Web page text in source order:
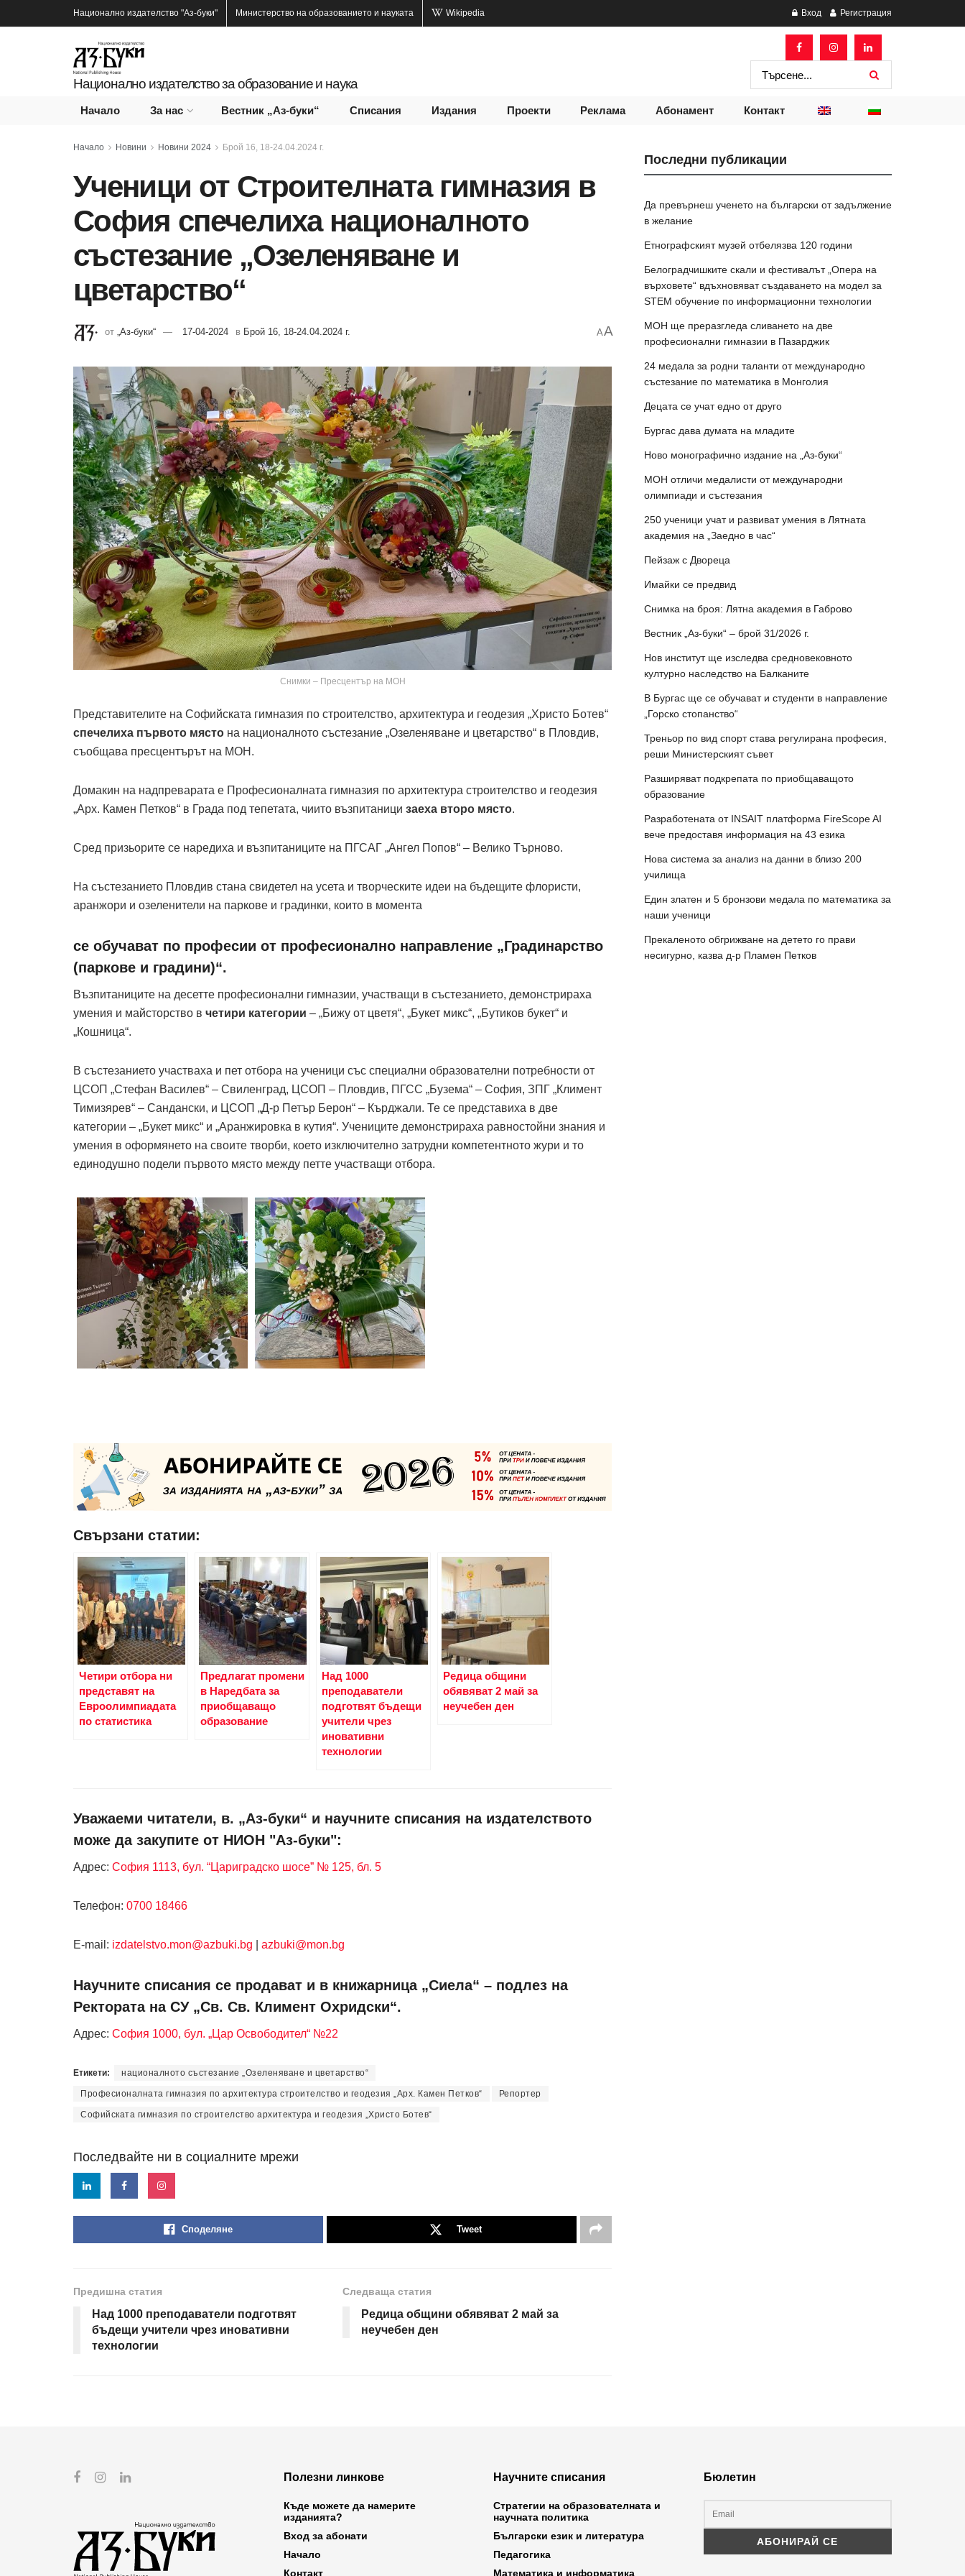
Национално издателство "Аз-буки" Министерство на образованието и науката Wikipedia Вход Регистрация
Национално издателство за образование и наука
Начало За нас Вестник „Аз-буки“ Списания Издания Проекти Реклама Абонамент Контакт
Начало Новини Новини 2024 Брой 16, 18-24.04.2024 г.
Ученици от Строителната гимназия в
София спечелиха националното
състезание „Озеленяване и
цветарство“
от „Аз-буки“ 17-04-2024 в Брой 16, 18-24.04.2024 г. AA
Снимки – Пресцентър на МОН
Представителите на Софийската гимназия по строителство, архитектура и геодезия „Христо Ботев“
спечелиха първото място на националното състезание „Озеленяване и цветарство“ в Пловдив,
съобщава пресцентърът на МОН.
Домакин на надпреварата е Професионалната гимназия по архитектура строителство и геодезия
„Арх. Камен Петков“ в Града под тепетата, чиито възпитаници заеха второ място.
Сред призьорите се наредиха и възпитаниците на ПГСАГ „Ангел Попов“ – Велико Търново.
На състезанието Пловдив стана свидетел на усета и творческите идеи на бъдещите флористи,
аранжори и озеленители на паркове и градинки, които в момента
се обучават по професии от професионално направление „Градинарство
(паркове и градини)“.
Възпитаниците на десетте професионални гимназии, участващи в състезанието, демонстрираха
умения и майсторство в четири категории – „Бижу от цветя“, „Букет микс“, „Бутиков букет“ и
„Кошница“.
В състезанието участваха и пет отбора на ученици със специални образователни потребности от
ЦСОП „Стефан Василев“ – Свиленград, ЦСОП – Пловдив, ПГСС „Бузема“ – София, ЗПГ „Климент
Тимизярев“ – Сандански, и ЦСОП „Д-р Петър Берон“ – Кърджали. Те се представиха в две
категории – „Букет микс“ и „Аранжировка в кутия“. Учениците демонстрираха равностойни знания и
умения в оформянето на своите творби, което изключително затрудни компетентното жури и то
единодушно подели първото място между петте участващи отбора.
Свързани статии:
Четири отбора ни
представят на
Евроолимпиадата
по статистика
Предлагат промени
в Наредбата за
приобщаващо
образование
Над 1000
преподаватели
подготвят бъдещи
учители чрез
иновативни
технологии
Редица общини
обявяват 2 май за
неучебен ден
Уважаеми читатели, в. „Аз-буки“ и научните списания на издателството
може да закупите от НИОН "Аз-буки":
Адрес: София 1113, бул. “Цариградско шосе” № 125, бл. 5
Телефон: 0700 18466
Е-mail: izdatelstvo.mon@azbuki.bg azbuki@mon.bg
Научните списания се продават и в книжарница „Сиела“ – подлез на
Ректората на СУ „Св. Св. Климент Охридски“.
Адрес: София 1000, бул. „Цар Освободител“ №22
Етикети: националното състезание „Озеленяване и цветарство“
Професионалната гимназия по архитектура строителство и геодезия „Арх. Камен Петков“ Репортер
Софийската гимназия по строителство архитектура и геодезия „Христо Ботев“
Последвайте ни в социалните мрежи
Споделяне Tweet
Предишна статия
Над 1000 преподаватели подготвят
бъдещи учители чрез иновативни
технологии
Следваща статия
Редица общини обявяват 2 май за
неучебен ден
Последни публикации
Да превърнеш ученето на български от задължение
в желание
Етнографският музей отбелязва 120 години
Белоградчишките скали и фестивалът „Опера на
върховете“ вдъхновяват създаването на модел за
STEM обучение по информационни технологии
МОН ще преразгледа сливането на две
професионални гимназии в Пазарджик
24 медала за родни таланти от международно
състезание по математика в Монголия
Децата се учат едно от друго
Бургас дава думата на младите
Ново монографично издание на „Аз-буки“
МОН отличи медалисти от международни
олимпиади и състезания
250 ученици учат и развиват умения в Лятната
академия на „Заедно в час“
Пейзаж с Двореца
Имайки се предвид
Снимка на броя: Лятна академия в Габрово
Вестник „Аз-буки“ – брой 31/2026 г.
Нов институт ще изследва средновековното
културно наследство на Балканите
В Бургас ще се обучават и студенти в направление
„Горско стопанство“
Треньор по вид спорт става регулирана професия,
реши Министерският съвет
Разширяват подкрепата по приобщаващото
образование
Разработената от INSAIT платформа FireScope AI
вече предоставя информация на 43 езика
Нова система за анализ на данни в близо 200
училища
Един златен и 5 бронзови медала по математика за
наши ученици
Прекаленото обгрижване на детето го прави
несигурно, казва д-р Пламен Петков
Полезни линкове
Къде можете да намерите
изданията?
Вход за абонати
Начало
Контакт
Научните списания
Стратегии на образователната и
научната политика
Български език и литература
Педагогика
Математика и информатика
Бюлетин